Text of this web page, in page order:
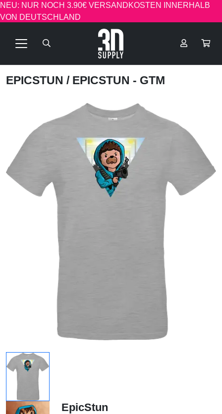
NEU: NUR NOCH 3.90€ VERSANDKOSTEN INNERHALB
VON DEUTSCHLAND
EPICSTUN / EPICSTUN - GTM
EpicStun